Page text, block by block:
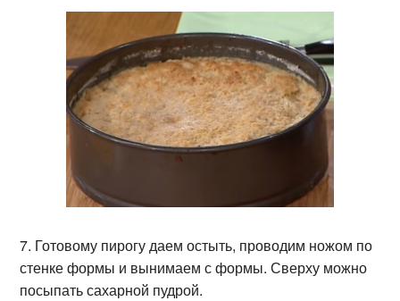
7. Готовому пирогу даем остыть, проводим ножом по
стенке формы и вынимаем с формы. Сверху можно
посыпать сахарной пудрой.